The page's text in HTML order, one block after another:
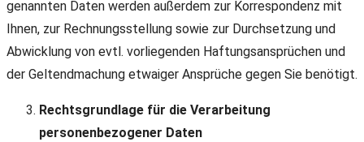
genannten Daten werden außerdem zur Korrespondenz mit
Ihnen, zur Rechnungsstellung sowie zur Durchsetzung und
Abwicklung von evtl. vorliegenden Haftungsansprüchen und
der Geltendmachung etwaiger Ansprüche gegen Sie benötigt.
Rechtsgrundlage für die Verarbeitung
personenbezogener Daten